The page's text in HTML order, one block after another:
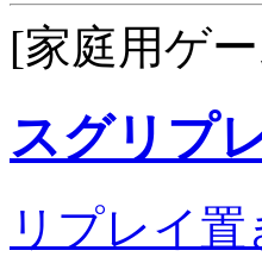
[家庭用ゲ
スグリプ
リプレイ置